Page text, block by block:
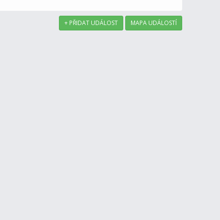
+ PŘIDAT UDÁLOST MAPA UDÁLOSTÍ